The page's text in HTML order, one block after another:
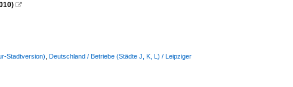

Stadtversion) Deutschland / Betriebe (Städte J, K, L) / Leipziger